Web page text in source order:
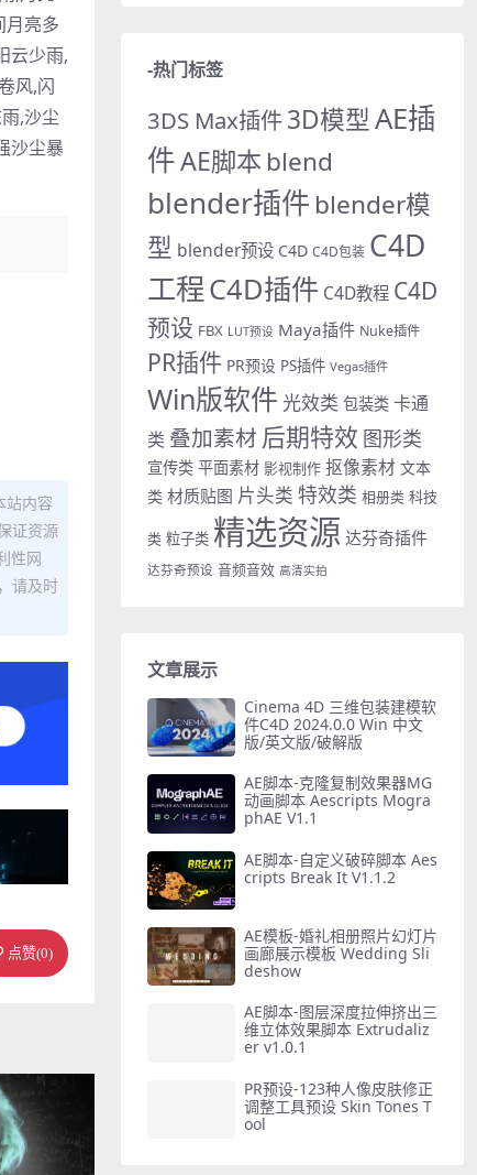
月亮多
云少雨,
风,闪
,沙尘
沙尘暴
站内容
证资源
性网
请及时
点赞(0)
-热门标签
3DS Max插件3D模型AE插
件AE脚本 blend
blender插件 blender模
型 blender预设 C4D C4D包装 C4D
工程C4D插件 C4D教程 C4D
预设 FBX LUT预设 Maya插件 Nuke插件
PR插件 PR预设 PS插件 Vegas插件
Win版软件 光效类 包装类 卡通
类 叠加素材 后期特效 图形类
宣传类 平面素材 影视制作 抠像素材 文本
类 材质贴图 片头类 特效类 相册类 科技
类 粒子类 精选资源 达芬奇插件
达芬奇预设 音频音效 高清实拍
文章展示
Cinema 4D 三维包装建模软
件C4D 2024.0.0 Win 中文
版/英文版/破解版
AE脚本-克隆复制效果器MG
动画脚本 Aescripts Mogra
phAE V1.1
AE脚本-自定义破碎脚本 Aes
cripts Break It V1.1.2
AE模板-婚礼相册照片幻灯片
画廊展示模板 Wedding Sli
deshow
AE脚本-图层深度拉伸挤出三
维立体效果脚本 Extrudaliz
er v1.0.1
PR预设-123种人像皮肤修正
调整工具预设 Skin Tones T
ool